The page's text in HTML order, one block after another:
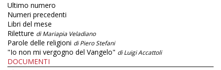
Ultimo numero
Numeri precedenti
Libri del mese
Riletture di Mariapia Veladiano
Parole delle religioni di Piero Stefani
"Io non mi vergogno del Vangelo" di Luigi Accattoli
DOCUMENTI